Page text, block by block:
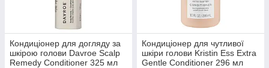
Кондиціонер для догляду за
шкірою голови Davroe Scalp
Remedy Conditioner 325 мл
Кондиціонер для чутливої
шкіри голови Kristin Ess Extra
Gentle Conditioner 296 мл